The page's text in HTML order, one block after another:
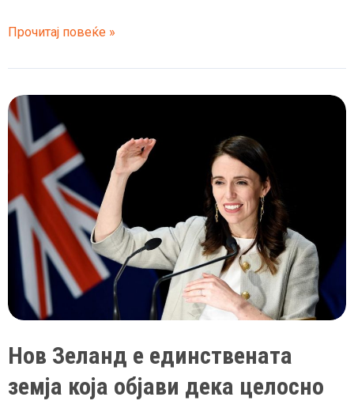
(Видео)
Пенс
прими
вакцината
против
коронавирусот
во
живо,
за
да
охрабри
Американците
Прочитај повеќе »
Нов Зеланд е единствената
земја која објави дека целосно